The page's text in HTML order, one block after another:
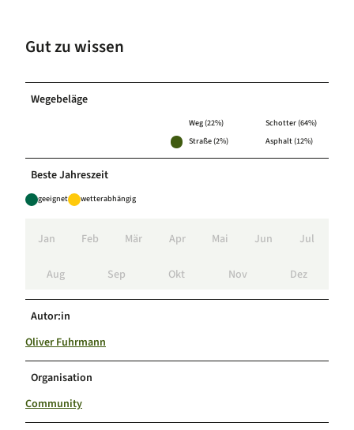
Gut zu wissen
Wegebeläge
Weg (22%)
Schotter (64%)
Straße (2%)
Asphalt (12%)
Beste Jahreszeit
geeignet wetterabhängig
Jan Feb Mär Apr Mai Jun Jul
Aug Sep Okt Nov Dez
Autor:in
Oliver Fuhrmann
Organisation
Community